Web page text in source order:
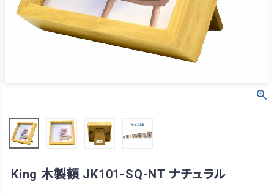
King 木製額 JK101-SQ-NT ナチュラル